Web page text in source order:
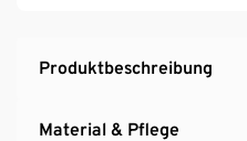
Produktbeschreibung
Material & Pflege